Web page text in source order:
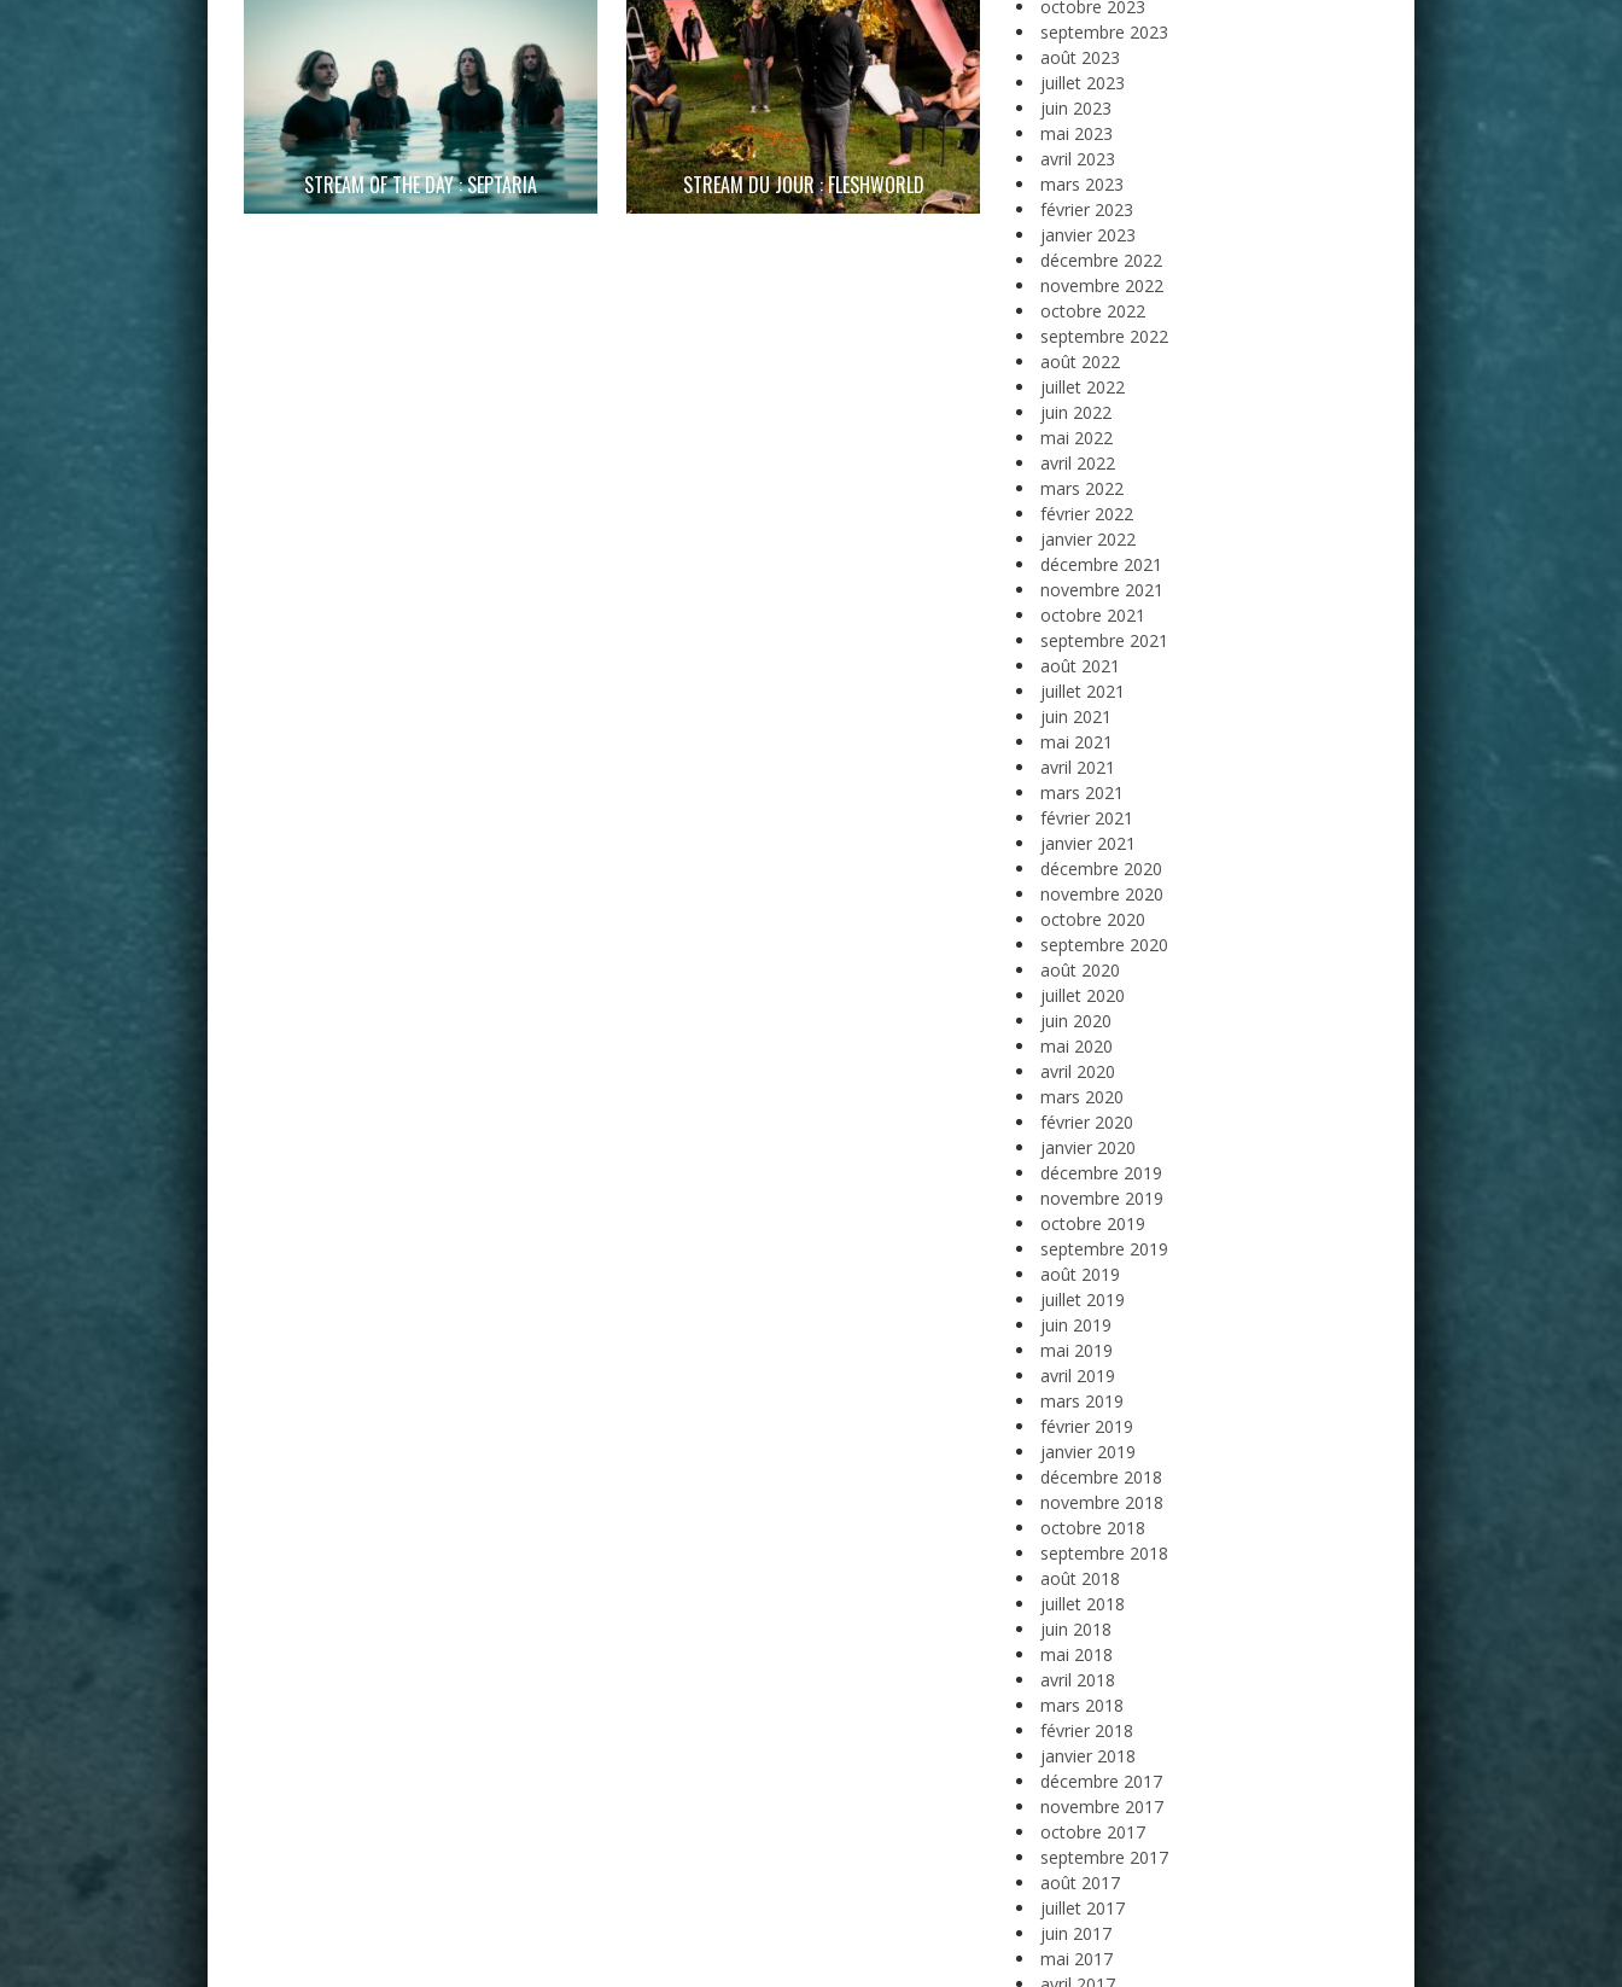
STREAM OF THE DAY : SEPTARIA STREAM DU JOUR : FLESHWORLD
octobre 2023
septembre 2023
août 2023
juillet 2023
juin 2023
mai 2023
avril 2023
mars 2023
février 2023
janvier 2023
décembre 2022
novembre 2022
octobre 2022
septembre 2022
août 2022
juillet 2022
juin 2022
mai 2022
avril 2022
mars 2022
février 2022
janvier 2022
décembre 2021
novembre 2021
octobre 2021
septembre 2021
août 2021
juillet 2021
juin 2021
mai 2021
avril 2021
mars 2021
février 2021
janvier 2021
décembre 2020
novembre 2020
octobre 2020
septembre 2020
août 2020
juillet 2020
juin 2020
mai 2020
avril 2020
mars 2020
février 2020
janvier 2020
décembre 2019
novembre 2019
octobre 2019
septembre 2019
août 2019
juillet 2019
juin 2019
mai 2019
avril 2019
mars 2019
février 2019
janvier 2019
décembre 2018
novembre 2018
octobre 2018
septembre 2018
août 2018
juillet 2018
juin 2018
mai 2018
avril 2018
mars 2018
février 2018
janvier 2018
décembre 2017
novembre 2017
octobre 2017
septembre 2017
août 2017
juillet 2017
juin 2017
mai 2017